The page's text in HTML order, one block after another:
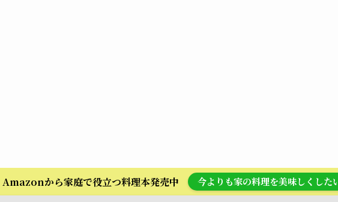
Amazonから家庭で役立つ料理本発売中 今よりも家の料理を美味しくした